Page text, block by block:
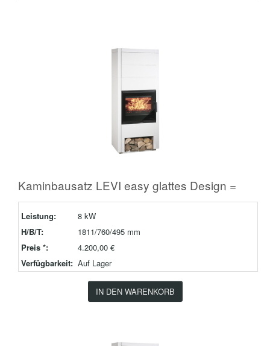
Kaminbausatz LEVI easy glattes Design =
Leistung:
8 kW
H/B/T:
1811/760/495 mm
Preis *:
4.200,00 €
Verfügbarkeit: Auf Lager
IN DEN WARENKORB